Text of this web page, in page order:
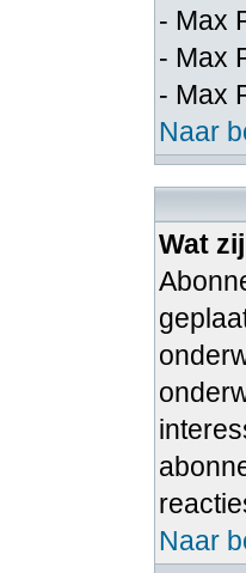
- Max
- Max
- Max
Naar
Wat
Naar